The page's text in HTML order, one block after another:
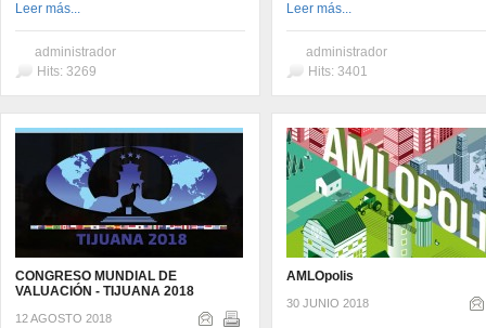
Leer más...
administrador
Hits: 3269
Leer más...
administrador
Hits: 3401
CONGRESO MUNDIAL DE
VALUACIÓN - TIJUANA 2018
12 AGOSTO 2018
AMLOpolis
30 JUNIO 2018